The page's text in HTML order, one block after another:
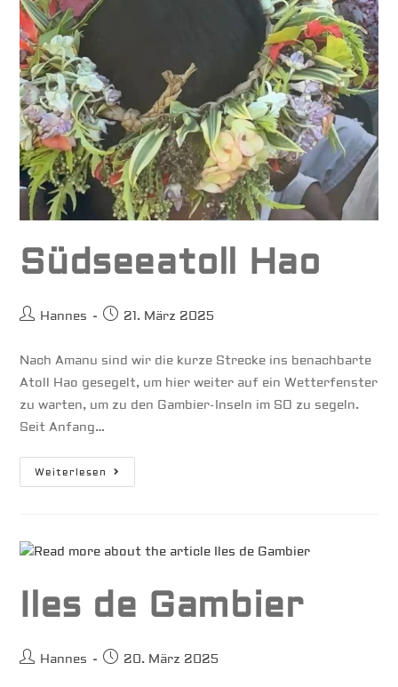
Südseeatoll Hao
Beitrags-
Hannes
Beitrag
21. März 2025
Nach Amanu sind wir die kurze Strecke ins benachbarte
Atoll Hao gesegelt, um hier weiter auf ein Wetterfenster
zu warten, um zu den Gambier-Inseln im SO zu segeln.
Seit Anfang…
Weiterlesen Südseeatoll
Hao
Iles de Gambier
Beitrags-
Hannes
Beitrag
20. März 2025